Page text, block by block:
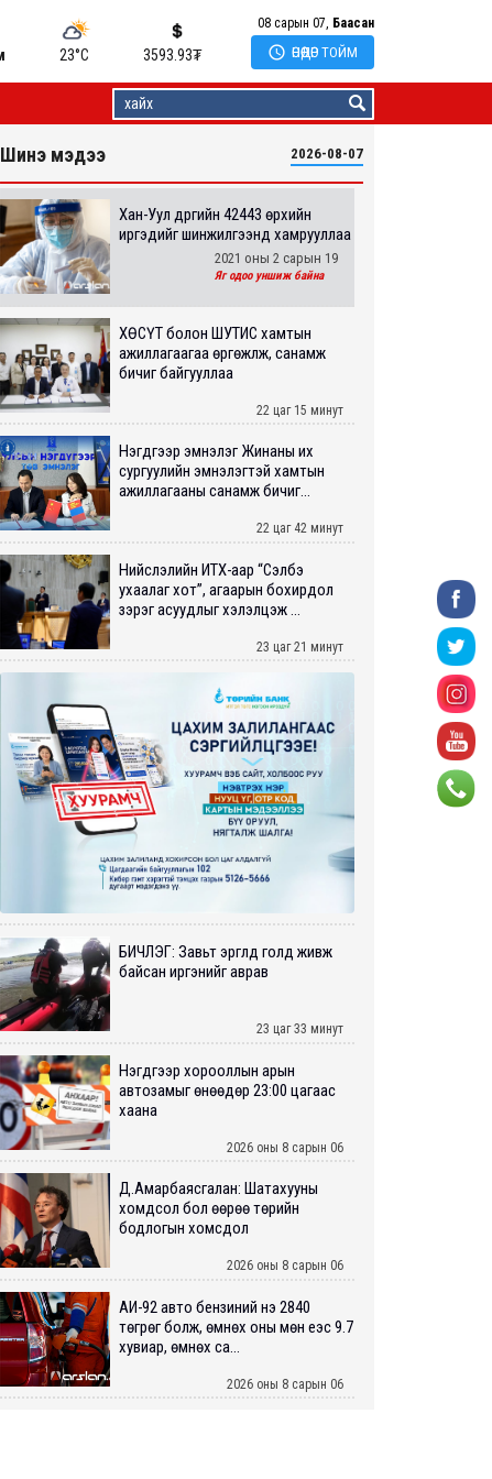
23°C 3593.93₮
08 сарын 07, Баасан
 ӨНӨӨДӨР ТОЙМ
Шинэ мэдээ 2026-08-07
Хан-Уул дүүргийн 42443 өрхийн
иргэдийг шинжилгээнд хамрууллаа
2021 оны 2 сарын 19
Яг одоо уншиж байна
ХӨСҮТ болон ШУТИС хамтын
ажиллагаагаа өргөжүүлж, санамж
бичиг байгууллаа
22 цаг 15 минут
Нэгдүгээр эмнэлэг Жинаны их
сургуулийн эмнэлэгтэй хамтын
ажиллагааны санамж бичиг...
22 цаг 42 минут
Нийслэлийн ИТХ-аар “Сэлбэ
ухаалаг хот”, агаарын бохирдол
зэрэг асуудлыг хэлэлцэж ...
23 цаг 21 минут
БИЧЛЭГ: Завьт эргүүлүүд голд живж
байсан иргэнийг аврав
23 цаг 33 минут
Нэгдүгээр хорооллын арын
автозамыг өнөөдөр 23:00 цагаас
хаана
2026 оны 8 сарын 06
Д.Амарбаясгалан: Шатахууны
хомдсол бол өөрөө төрийн
бодлогын хомсдол
2026 оны 8 сарын 06
АИ-92 авто бензиний үнэ 2840
төгрөг болж, өмнөх оны мөн үеэс 9.7
хувиар, өмнөх са...
2026 оны 8 сарын 06